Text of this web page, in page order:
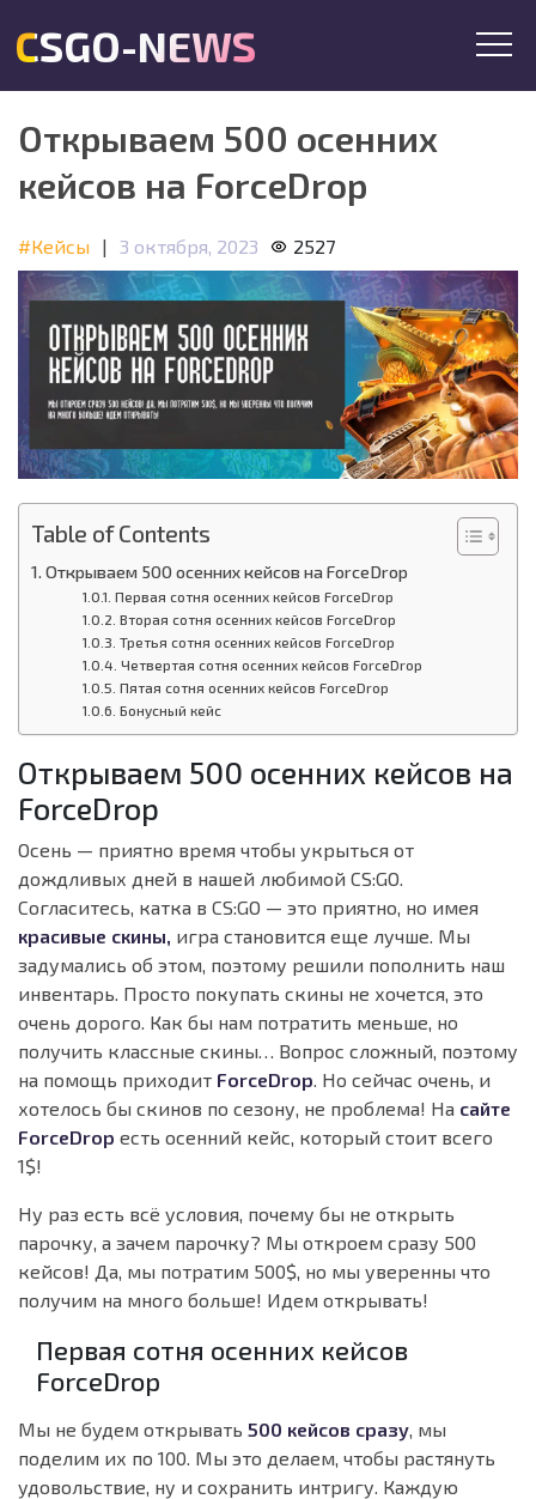
CSGO-NEWS
Открываем 500 осенних
кейсов на ForceDrop
#Кейсы | 3 октября, 2023 2527
Table of Contents
Открываем 500 осенних кейсов на ForceDrop
Первая сотня осенних кейсов ForceDrop
Вторая сотня осенних кейсов ForceDrop
Третья сотня осенних кейсов ForceDrop
Четвертая сотня осенних кейсов ForceDrop
Пятая сотня осенних кейсов ForceDrop
Бонусный кейс
Открываем 500 осенних кейсов на
ForceDrop
Осень — приятно время чтобы укрыться от
дождливых дней в нашей любимой CS:GO.
Согласитесь, катка в CS:GO — это приятно, но имея
красивые скины, игра становится еще лучше. Мы
задумались об этом, поэтому решили пополнить наш
инвентарь. Просто покупать скины не хочется, это
очень дорого. Как бы нам потратить меньше, но
получить классные скины… Вопрос сложный, поэтому
на помощь приходит ForceDrop. Но сейчас очень, и
хотелось бы скинов по сезону, не проблема! На сайте
ForceDrop есть осенний кейс, который стоит всего
1$!
Ну раз есть всё условия, почему бы не открыть
парочку, а зачем парочку? Мы откроем сразу 500
кейсов! Да, мы потратим 500$, но мы уверенны что
получим на много больше! Идем открывать!
Первая сотня осенних кейсов
ForceDrop
Мы не будем открывать 500 кейсов сразу, мы
поделим их по 100. Мы это делаем, чтобы растянуть
удовольствие, ну и сохранить интригу. Каждую